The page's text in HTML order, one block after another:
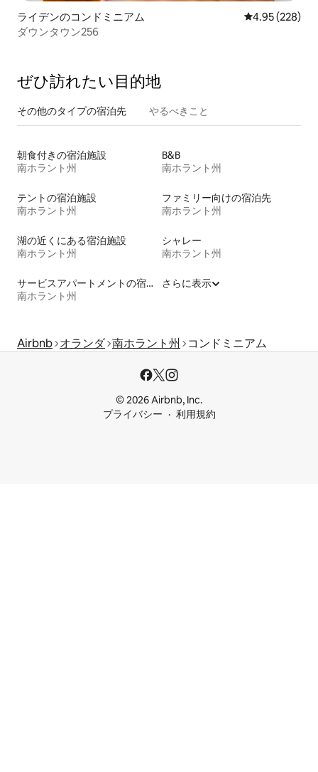
ライデンのコンドミニアム レビュー228
4.95 (228)
ダウンタウン256
ぜひ訪⁠れ⁠た⁠い目⁠的⁠地
その他のタ⁠イ⁠プ⁠の宿⁠泊⁠先 やるべきこと
朝食付きの宿泊施設
南ホラント州
B&B
南ホラント州
テントの宿泊施設
南ホラント州
ファミリー向けの宿泊先
南ホラント州
湖の近くにある宿泊施設
南ホラント州
シャレー
南ホラント州
サービスアパートメントの宿泊施設
南ホラント州
さらに表示
Airbnb オランダ 南ホラント州 コンドミニアム
© 2026 Airbnb, Inc.
プライバシー
利用規約